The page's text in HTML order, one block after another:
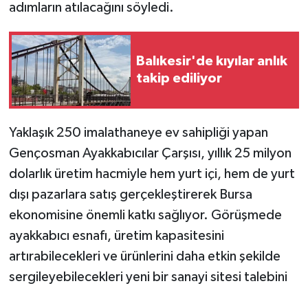
adımların atılacağını söyledi.
Balıkesir'de kıyılar anlık
takip ediliyor
Yaklaşık 250 imalathaneye ev sahipliği yapan
Gençosman Ayakkabıcılar Çarşısı, yıllık 25 milyon
dolarlık üretim hacmiyle hem yurt içi, hem de yurt
dışı pazarlara satış gerçekleştirerek Bursa
ekonomisine önemli katkı sağlıyor. Görüşmede
ayakkabıcı esnafı, üretim kapasitesini
artırabilecekleri ve ürünlerini daha etkin şekilde
sergileyebilecekleri yeni bir sanayi sitesi talebini